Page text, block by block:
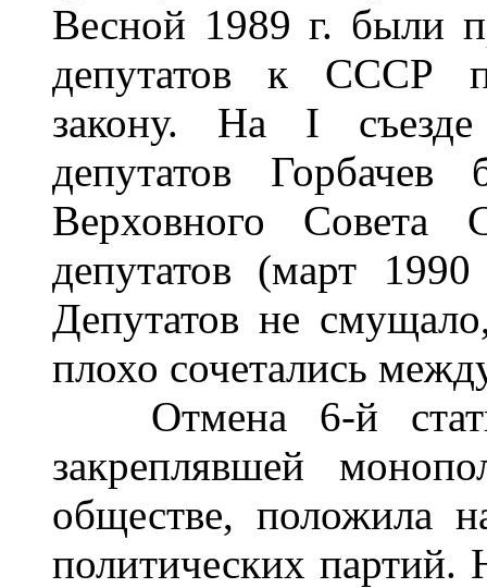
Весной 1989 г. были
депутатов к СССР
закону. На I
депутатов Горбачев
Верховного
депутатов (март
Депутатов не
плохо сочетались
Отмена 6-й
закреплявшей
обществе, положила
политических партий.